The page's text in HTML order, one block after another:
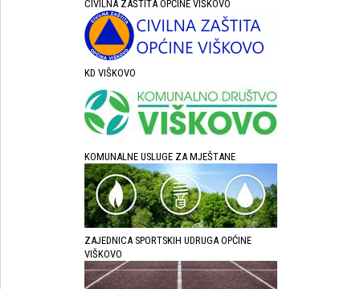
CIVILNA ZAŠTITA OPĆINE VIŠKOVO
KD VIŠKOVO
KOMUNALNE USLUGE ZA MJEŠTANE
ZAJEDNICA SPORTSKIH UDRUGA OPĆINE
VIŠKOVO